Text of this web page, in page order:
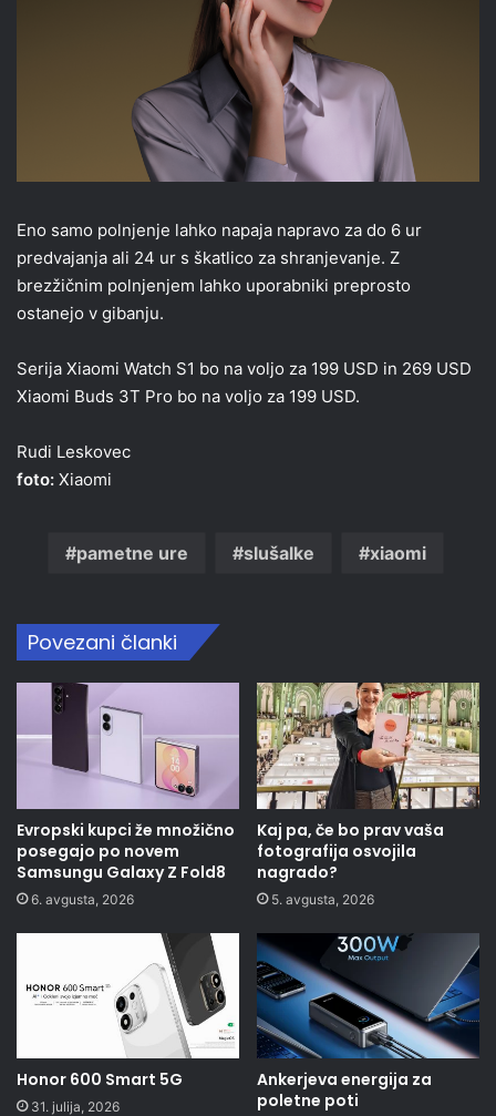
Eno samo polnjenje lahko napaja napravo za do 6 ur
predvajanja ali 24 ur s škatlico za shranjevanje. Z
brezžičnim polnjenjem lahko uporabniki preprosto
ostanejo v gibanju.
Serija Xiaomi Watch S1 bo na voljo za 199 USD in 269 USD
Xiaomi Buds 3T Pro bo na voljo za 199 USD.
Rudi Leskovec
foto: Xiaomi
pametne ure slušalke xiaomi
Povezani članki
Evropski kupci že množično
posegajo po novem
Samsungu Galaxy Z Fold8
6. avgusta, 2026
Kaj pa, če bo prav vaša
fotografija osvojila
nagrado?
5. avgusta, 2026
Honor 600 Smart 5G
31. julija, 2026
Ankerjeva energija za
poletne poti